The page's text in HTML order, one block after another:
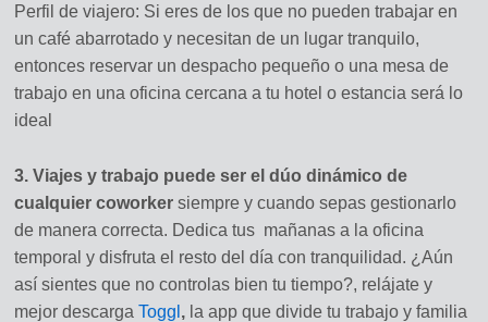
Perfil de viajero: Si eres de los que no pueden trabajar en
un café abarrotado y necesitan de un lugar tranquilo,
entonces reservar un despacho pequeño o una mesa de
trabajo en una oficina cercana a tu hotel o estancia será lo
ideal
3. Viajes y trabajo puede ser el dúo dinámico de
cualquier coworker siempre y cuando sepas gestionarlo
de manera correcta. Dedica tus mañanas a la oficina
temporal y disfruta el resto del día con tranquilidad. ¿Aún
así sientes que no controlas bien tu tiempo?, relájate y
mejor descargaToggl , la app que divide tu trabajo y familia